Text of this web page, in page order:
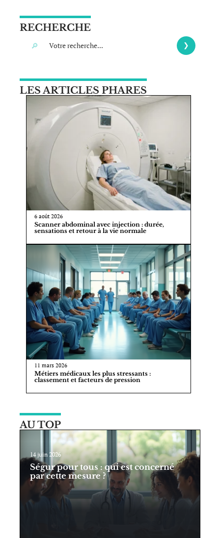
RECHERCHE
LES ARTICLES PHARES
6 août 2026
Scanner abdominal avec injection : durée,
sensations et retour à la vie normale
11 mars 2026
Métiers médicaux les plus stressants :
classement et facteurs de pression
AU TOP
14 juin 2026
Ségur pour tous : qui est concerné
par cette mesure ?